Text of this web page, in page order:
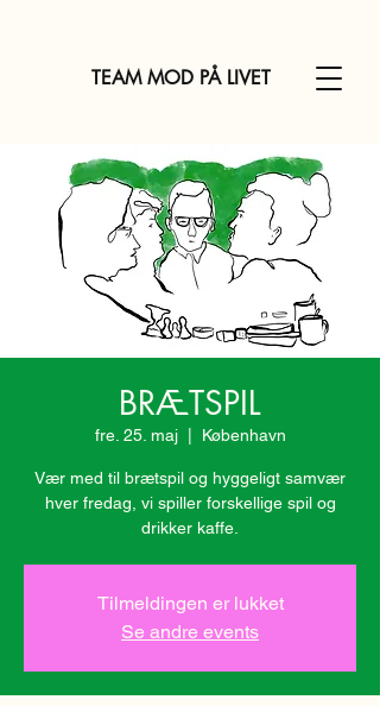
TEAM MOD PÅ LIVET
BRÆTSPIL
fre. 25. maj
  |
København
Vær med til brætspil og hyggeligt samvær
hver fredag, vi spiller forskellige spil og
drikker kaffe.
Tilmeldingen er lukket
Se andre events